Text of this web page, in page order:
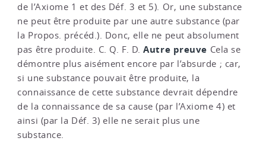
de l’Axiome 1 et des Déf. 3 et 5). Or, une substance
ne peut être produite par une autre substance (par
la Propos. précéd.). Donc, elle ne peut absolument
pas être produite. C. Q. F. D.Autre preuve Cela se
démontre plus aisément encore par l’absurde ; car,
si une substance pouvait être produite, la
connaissance de cette substance devrait dépendre
de la connaissance de sa cause (par l’Axiome 4) et
ainsi (par la Déf. 3) elle ne serait plus une
substance.